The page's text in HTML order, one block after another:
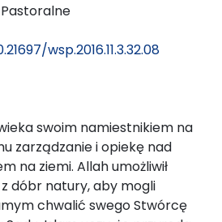
wsp.2016.11.3.32.08
swoim namiestnikiem na
zarządzanie i opiekę nad
na ziemi. Allah umożliwił
dóbr natury, aby mogli
chwalić swego Stwórcę